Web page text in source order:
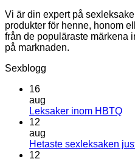
Vi är din expert på
produkter för henne, honom
från de populäraste märkena
på marknaden.
Sexblogg
16
aug
Leksaker inom HBTQInga
12
aug
Hetaste sexleksaken
12